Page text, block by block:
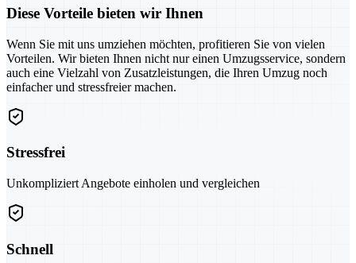
Diese Vorteile bieten wir Ihnen
Wenn Sie mit uns umziehen möchten, profitieren Sie von vielen
Vorteilen. Wir bieten Ihnen nicht nur einen Umzugsservice, sondern
auch eine Vielzahl von Zusatzleistungen, die Ihren Umzug noch
einfacher und stressfreier machen.
Stressfrei
Unkompliziert Angebote einholen und vergleichen
Schnell